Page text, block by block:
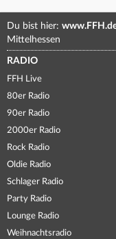
Du bist hier:
Mittelhessen
RADIO
FFH Live
80er Radio
90er Radio
2000er Radio
Rock Radio
Oldie Radio
Schlager Radio
Party Radio
Lounge Radio
Weihnachtsradio